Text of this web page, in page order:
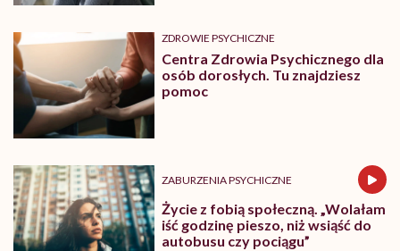
ZDROWIE PSYCHICZNE
Centra Zdrowia Psychicznego dla
osób dorosłych. Tu znajdziesz
pomoc
ZABURZENIA PSYCHICZNE
Życie z fobią społeczną. „Wolałam
iść godzinę pieszo, niż wsiąść do
autobusu czy pociągu”